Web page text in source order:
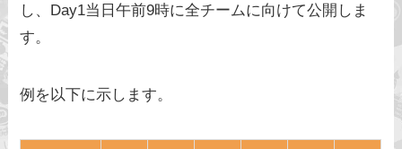
し、Day1当日午前9時に全チームに向けて公開しま
す。
例を以下に示します。